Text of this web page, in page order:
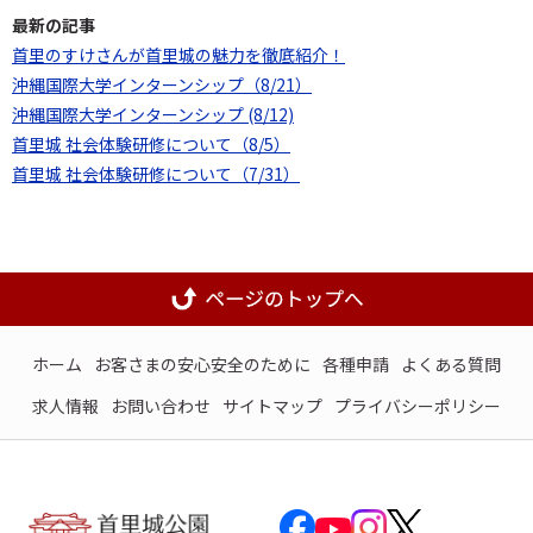
最新の記事
首里のすけさんが首里城の魅力を徹底紹介！
沖縄国際大学インターンシップ（8/21）
沖縄国際大学インターンシップ (8/12)
首里城 社会体験研修について（8/5）
首里城 社会体験研修について（7/31）
ホーム お客さまの安心安全のために 各種申請 よくある質問
求人情報
お問い合わせ サイトマップ プライバシーポリシー